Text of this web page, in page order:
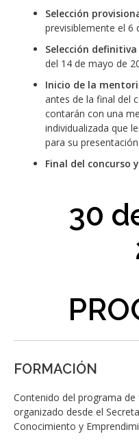
Selección
previsiblemente el 6
Selección
del 14 de mayo de
Inicio de la
antes de la final del
contarán con una
individualizada que
para su
Final del concurso
30
FORMACIÓN
Contenido del programa
organizado desde el
Conocimiento y